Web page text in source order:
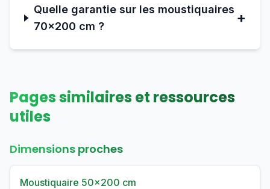
Quelle garantie sur les moustiquaires
70×200 cm ?
+
Pages similaires et ressources
utiles
Dimensions proches
Moustiquaire 50×200 cm